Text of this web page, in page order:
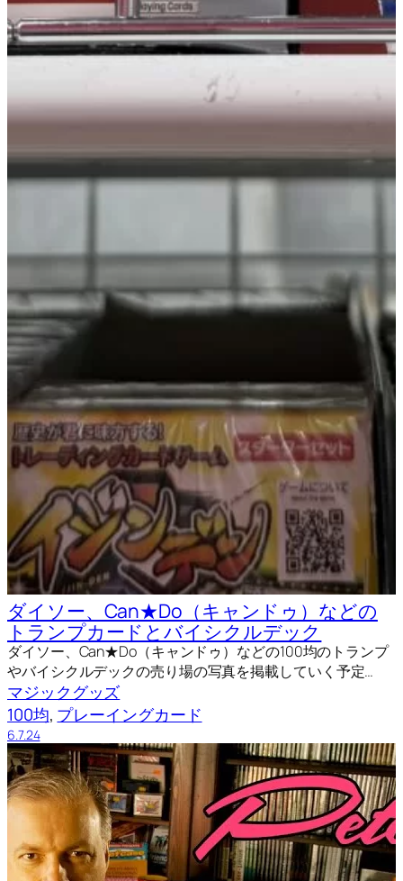
ダイソー、Can★Do（キャンドゥ）などの
トランプカードとバイシクルデック
ダイソー、Can★Do（キャンドゥ）などの100均のトランプ
やバイシクルデックの売り場の写真を掲載していく予定…
マジックグッズ
100均, プレーイングカード
6.7.24